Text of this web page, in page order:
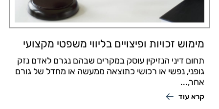
מימוש זכויות ופיצויים בליווי משפטי מקצועי
תחום דיני הנזיקין עוסק במקרים שבהם נגרם לאדם נזק
גופני, נפשי או רכושי כתוצאה ממעשה או מחדל של גורם
אחר,...
קרא עוד